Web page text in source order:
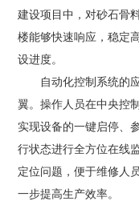
联
系
们
建设项目中，对砂石骨
楼能够快速响应，稳定
设进度。
自动化控制系统的
翼。操作人员在中央控
实现设备的一键启停、
行状态进行全方位在线
定位问题，便于维修人
一步提高生产效率。